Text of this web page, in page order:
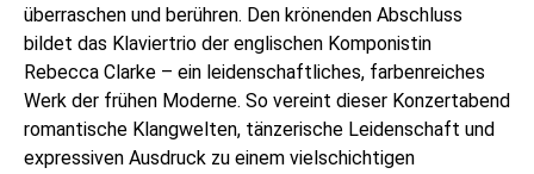
überraschen und berühren. Den krönenden Abschluss
bildet das Klaviertrio der englischen Komponistin
Rebecca Clarke – ein leidenschaftliches, farbenreiches
Werk der frühen Moderne. So vereint dieser Konzertabend
romantische Klangwelten, tänzerische Leidenschaft und
expressiven Ausdruck zu einem vielschichtigen